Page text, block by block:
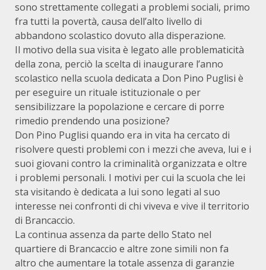
sono strettamente collegati a problemi sociali, primo
fra tutti la povertà, causa dell’alto livello di
abbandono scolastico dovuto alla disperazione.
Il motivo della sua visita è legato alle problematicità
della zona, perciò la scelta di inaugurare l’anno
scolastico nella scuola dedicata a Don Pino Puglisi è
per eseguire un rituale istituzionale o per
sensibilizzare la popolazione e cercare di porre
rimedio prendendo una posizione?
Don Pino Puglisi quando era in vita ha cercato di
risolvere questi problemi con i mezzi che aveva, lui e i
suoi giovani contro la criminalità organizzata e oltre
i problemi personali. I motivi per cui la scuola che lei
sta visitando è dedicata a lui sono legati al suo
interesse nei confronti di chi viveva e vive il territorio
di Brancaccio.
La continua assenza da parte dello Stato nel
quartiere di Brancaccio e altre zone simili non fa
altro che aumentare la totale assenza di garanzie